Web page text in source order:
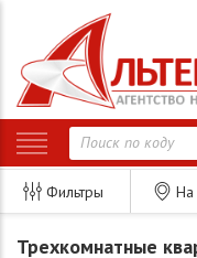
Фильтры На
Трехкомнатные